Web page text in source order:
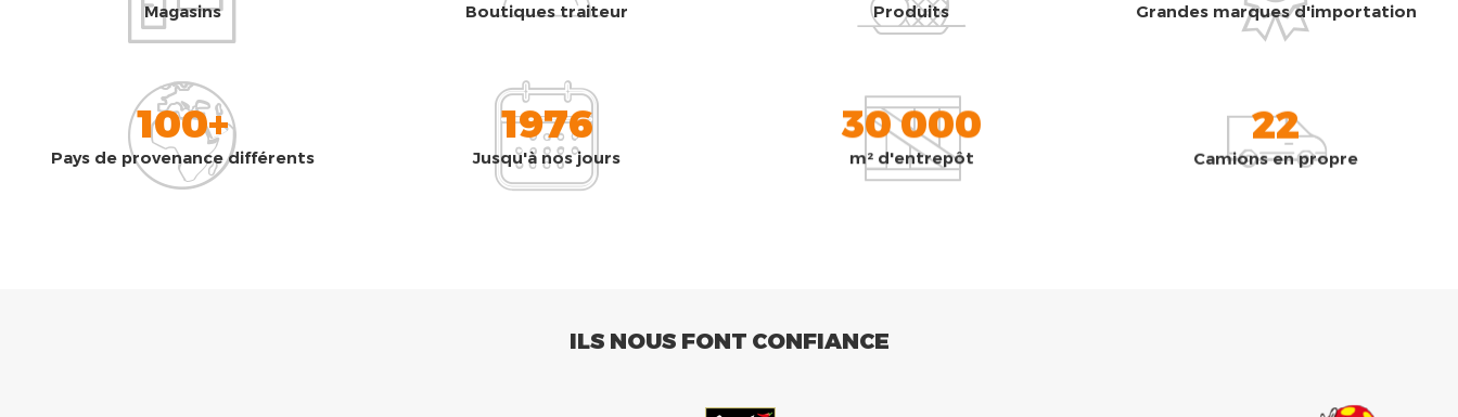
Magasins Boutiques traiteur Produits Grandes marques d'importation
100+
Pays de provenance différents
1976
Jusqu'à nos jours
30 000
m² d'entrepôt
22
Camions en propre
ILS NOUS FONT CONFIANCE